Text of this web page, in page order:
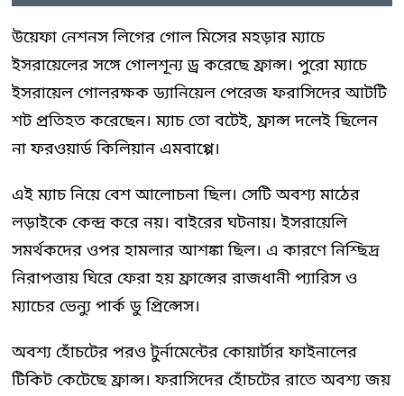
উয়েফা নেশনস লিগের গোল মিসের মহড়ার ম্যাচে
ইসরায়েলের সঙ্গে গোলশূন্য ড্র করেছে ফ্রান্স। পুরো ম্যাচে
ইসরায়েল গোলরক্ষক ড্যানিয়েল পেরেজ ফরাসিদের আটটি
শট প্রতিহত করেছেন। ম্যাচ তো বটেই, ফ্রান্স দলেই ছিলেন
না ফরওয়ার্ড কিলিয়ান এমবাপ্পে।
এই ম্যাচ নিয়ে বেশ আলোচনা ছিল। সেটি অবশ্য মাঠের
লড়াইকে কেন্দ্র করে নয়। বাইরের ঘটনায়। ইসরায়েলি
সমর্থকদের ওপর হামলার আশঙ্কা ছিল। এ কারণে নিশ্ছিদ্র
নিরাপত্তায় ঘিরে ফেরা হয় ফ্রান্সের রাজধানী প্যারিস ও
ম্যাচের ভেন্যু পার্ক ডু প্রিন্সেস।
অবশ্য হোঁচটের পরও টুর্নামেন্টের কোয়ার্টার ফাইনালের
টিকিট কেটেছে ফ্রান্স। ফরাসিদের হোঁচটের রাতে অবশ্য জয়